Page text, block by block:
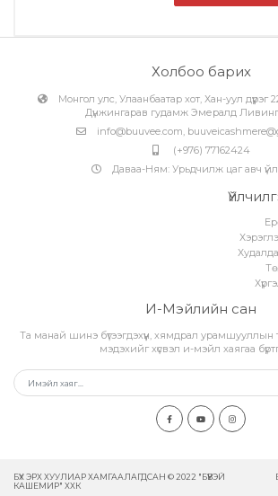
Холбоо барих
Монгол улс, Улаанбаатар хот, Хан-уул дүүрэг
Дүнжингарав гудамж Эмералд Ливинг
info@buuvee.com,
(+976) 77162424
Даваа-Ням: Урьдчилж цаг авч
И-Мэйлийн сан
Та манай шинэ бүтээгдэхүүн, хямдрал урамшууллын
мэдэхийг хүсвэл и-мэйл хаягаа
БҮХ ЭРХ ХУУЛИАР ХАМГААЛАГДСАН © 2022 "БҮҮВЭЙ
КАШЕМИР" ХХК